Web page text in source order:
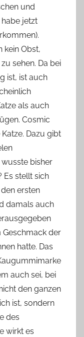
und
jetzt
kein Obst,
sehen. Da bei
ist, ist auch
als auch
Cosmic
Dazu gibt
bisher
Es stellt sich
den ersten
damals auch
Geschmack der
hatte. Das
auch sei, bei
den ganzen
ist, sondern
des
wirkt es